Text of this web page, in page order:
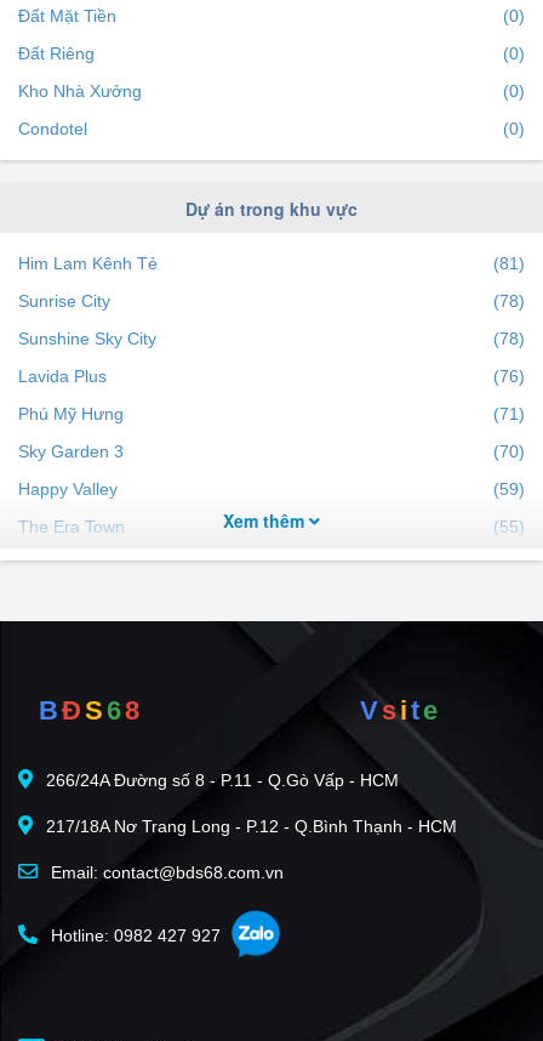
Mua bán nhà đất dự án Hưng Phúc Premier diện tích
Mua bán nhà đất dự án Hưng Phúc Premier diện tích
trên 80m²
Mua bán nhà đất dự án Hưng Phúc Premier diện tích
trên 100m²
Đất Mặt Tiền
(0)
Đất Riêng
(0)
Kho Nhà Xưởng
(0)
Condotel
(0)
Dự án trong khu vực
Him Lam Kênh Tẻ
(81)
Sunrise City
(78)
Sunshine Sky City
(78)
Lavida Plus
(76)
Phú Mỹ Hưng
(71)
Sky Garden 3
(70)
Happy Valley
(59)
The Era Town
(55)
Belleza Apartment
(53)
Q7 Saigon Riverside
Q7 Boulevard
Eco Green Sài Gòn
(45)
Vlasta Premier Phú Thuận
Riverside Residence
The Peak Garden
Xem thêm
BĐS68 Vsite
266/24A Đường số 8 - P.11 - Q.Gò Vấp - HCM
217/18A Nơ Trang Long - P.12 - Q.Bình Thạnh - HCM
Email: contact@bds68.com.vn
Hotline: 0982 427 927